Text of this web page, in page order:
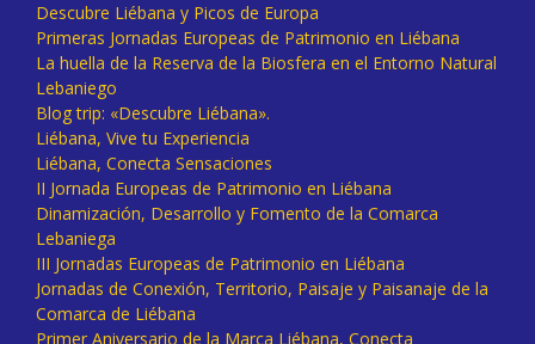
Descubre Liébana y Picos de Europa
Primeras Jornadas Europeas de Patrimonio en Liébana
La huella de la Reserva de la Biosfera en el Entorno Natural
Lebaniego
Blog trip: «Descubre Liébana».
Liébana, Vive tu Experiencia
Liébana, Conecta Sensaciones
II Jornada Europeas de Patrimonio en Liébana
Dinamización, Desarrollo y Fomento de la Comarca
Lebaniega
III Jornadas Europeas de Patrimonio en Liébana
Jornadas de Conexión, Territorio, Paisaje y Paisanaje de la
Comarca de Liébana
Primer Aniversario de la Marca Liébana, Conecta